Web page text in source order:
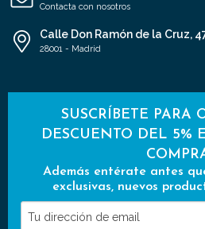
Contacta con nosotros
Calle Don Ramón de la Cruz,
28001 - Madrid
SUSCRÍBETE PARA
DESCUENTO DEL 5%
Además entérate antes
exclusivas, nuevos
Tu